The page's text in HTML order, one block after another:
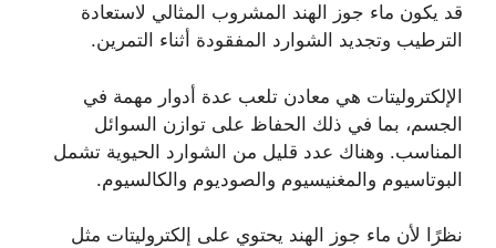
قد يكون ماء جوز الهند المشروب المثالي لاستعادة
الترطيب وتجديد الشوارد المفقودة أثناء التمرين.
الإلكتروليتات هي معادن تلعب عدة أدوار مهمة في
الجسم، بما في ذلك الحفاظ على توازن السوائل
المناسب. وهناك عدد قليل من الشوارد الحيوية تشمل
البوتاسيوم والمغنيسيوم والصوديوم والكالسيوم.
نظرًا لأن ماء جوز الهند يحتوي على إلكتروليتات مثل